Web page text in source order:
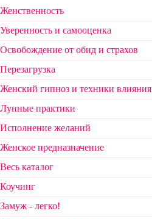
Женственность
Уверенность и самооценка
Освобождение от обид и страхов
Перезагрузка
Женский гипноз и техники влияния
Лунные практики
Исполнение желаний
Женское предназначение
Весь каталог
Коучинг
Замуж - легко!